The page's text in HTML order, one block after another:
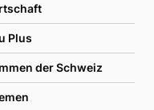
Plus
der Schweiz